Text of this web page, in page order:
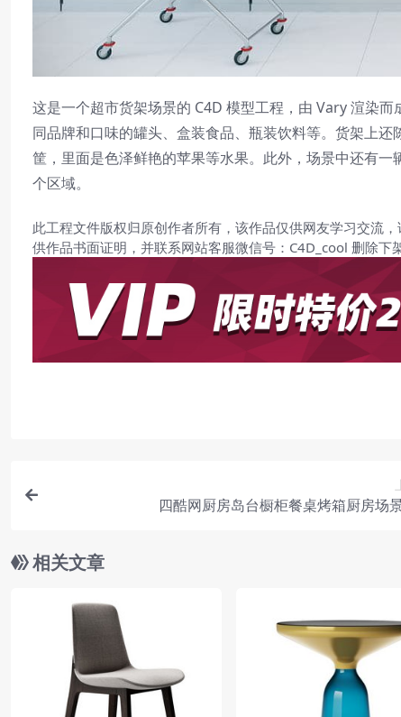
这是一个超市货架场景的 C4D 模型工程，由 Vary 渲染
同品牌和口味的罐头、盒装食品、瓶装饮料等。货架上
筐，里面是色泽鲜艳的苹果等水果。此外，场景中还有
个区域。
此工程文件版权归原创作者所有，该作品仅供网友学习交流
供作品书面证明，并联系网站客服微信号：C4D_cool 删除下
四酷网厨房岛台橱柜餐桌烤箱厨房场
相关文章